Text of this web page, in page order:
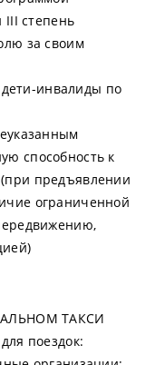
степень
за своим
инвалиды по
способность к
предъявлении
ограниченной
ТАКСИ
поездок: